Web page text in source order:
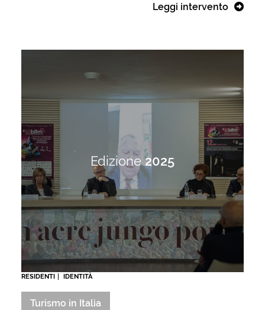
Leggi intervento
Edizione2025
RESIDENTI IDENTITÀ
Turismo in Italia